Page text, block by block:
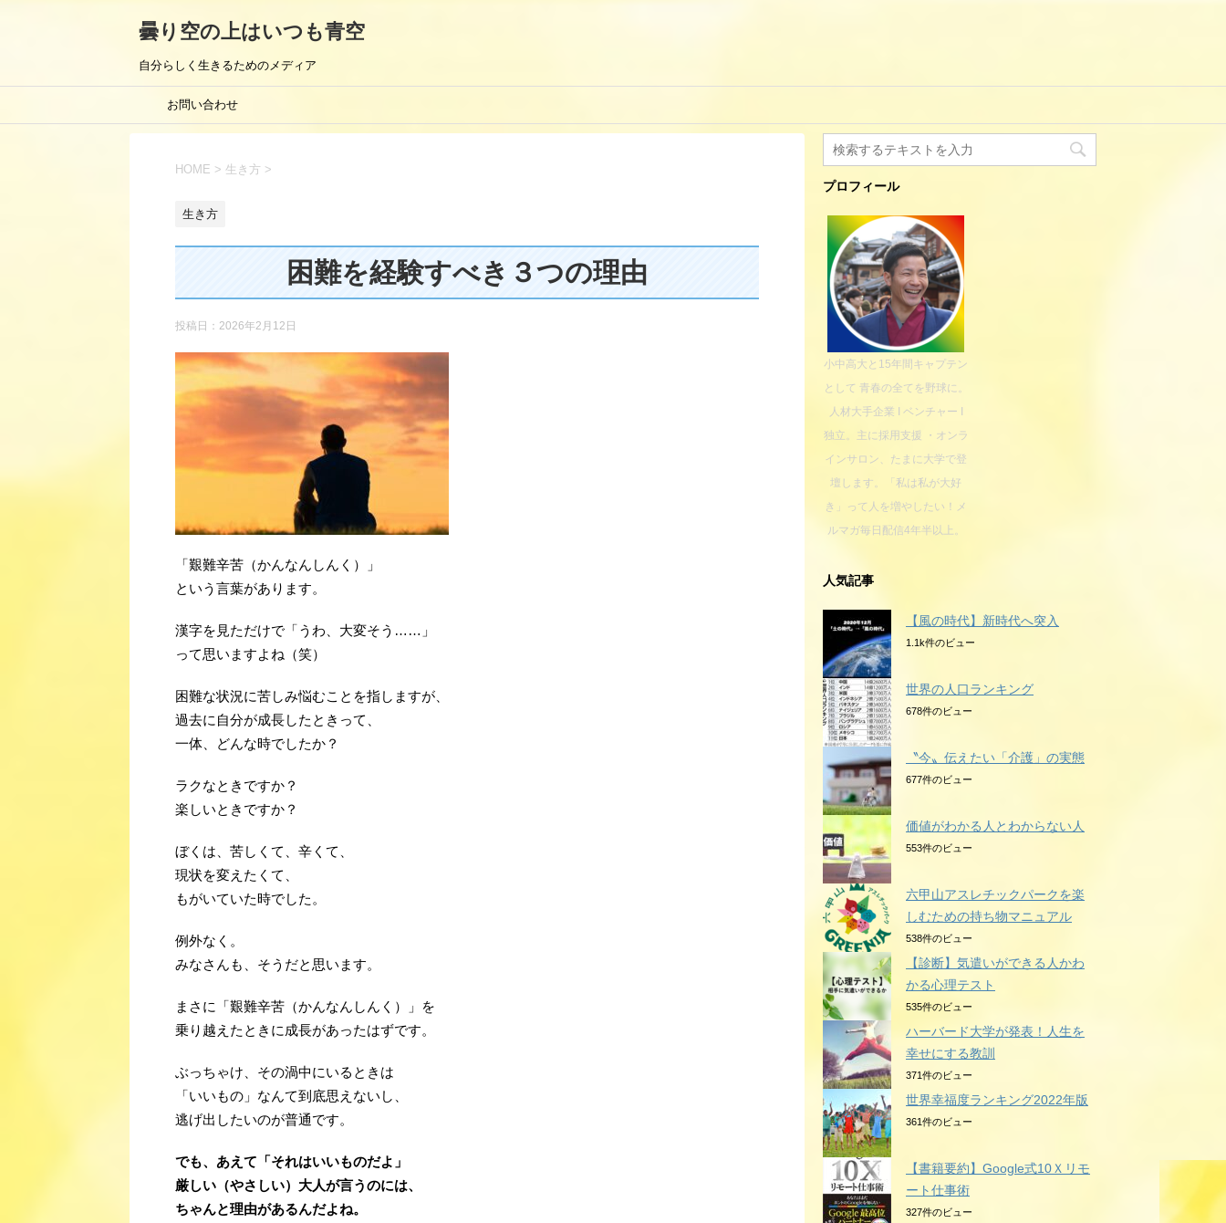
曇り空の上はいつも青空
自分らしく生きるためのメディア
お問い合わせ
HOME > 生き方 >
生き方
困難を経験すべき３つの理由
投稿日： 2026年2月12日
「艱難辛苦（かんなんしんく）」
という言葉があります。
漢字を見ただけで「うわ、大変そう……」
って思いますよね（笑）
困難な状況に苦しみ悩むことを指しますが、
過去に自分が成長したときって、
一体、どんな時でしたか？
ラクなときですか？
楽しいときですか？
ぼくは、苦しくて、辛くて、
現状を変えたくて、
もがいていた時でした。
例外なく。
みなさんも、そうだと思います。
まさに「艱難辛苦（かんなんしんく）」を
乗り越えたときに成長があったはずです。
ぶっちゃけ、その渦中にいるときは
「いいもの」なんて到底思えないし、
逃げ出したいのが普通です。
でも、あえて「それはいいものだよ」
厳しい（やさしい）大人が言うのには、
ちゃんと理由があるんだよね。
プロフィール
小中高大と15年間キャプテン
として 青春の全てを野球に。
人材大手企業 I ベンチャー I
独立。主に採用支援 ・オンラ
インサロン、たまに大学で登
壇します。「私は私が大好
き」って人を増やしたい！メ
ルマガ毎日配信4年半以上。
人気記事
【風の時代】新時代へ突入
1.1k件のビュー
世界の人口ランキング
678件のビュー
〝今〟伝えたい「介護」の実態
677件のビュー
価値がわかる人とわからない人
553件のビュー
六甲山アスレチックパークを楽
しむための持ち物マニュアル
538件のビュー
【診断】気遣いができる人かわ
かる心理テスト
535件のビュー
ハーバード大学が発表！人生を
幸せにする教訓
371件のビュー
世界幸福度ランキング2022年版
361件のビュー
【書籍要約】Google式10Ｘリモ
ート仕事術
327件のビュー